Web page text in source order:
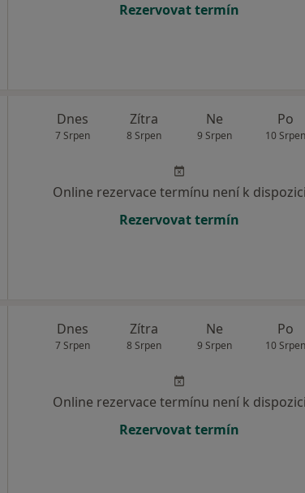
Rezervovat termín
Dnes
7 Srpen
Zítra
8 Srpen
Ne
9 Srpen
Po
10 Srpen
Online rezervace termínu není k dispozici
Rezervovat termín
Dnes
7 Srpen
Zítra
8 Srpen
Ne
9 Srpen
Po
10 Srpen
Online rezervace termínu není k dispozici
Rezervovat termín